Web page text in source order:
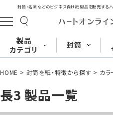
封筒・名刺などのビジネス向け紙製品を販売する
製品
カテゴリ
封筒
長形封筒 角形封筒
HOME 封筒を紙・特徴から探す カ
長3 製品一覧